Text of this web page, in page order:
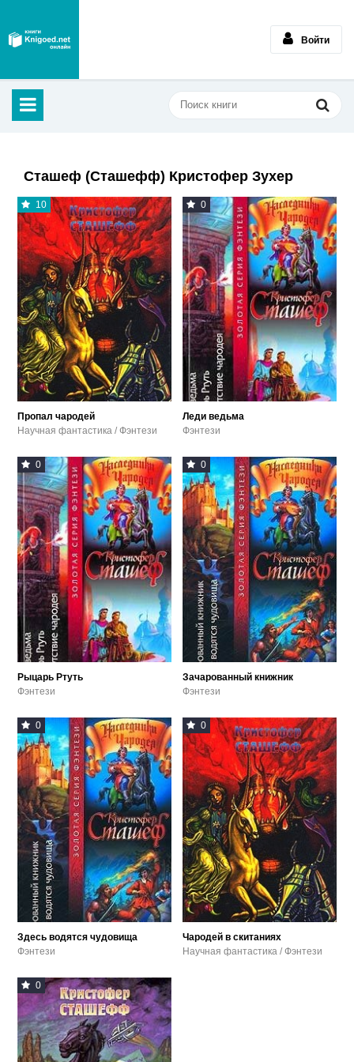
Войти
Сташеф (Сташефф) Кристофер Зухер
10
Пропал чародей
Научная фантастика / Фэнтези
0
Леди ведьма
Фэнтези
0
Рыцарь Ртуть
Фэнтези
0
Зачарованный книжник
Фэнтези
0
Здесь водятся чудовища
Фэнтези
0
Чародей в скитаниях
Научная фантастика / Фэнтези
0